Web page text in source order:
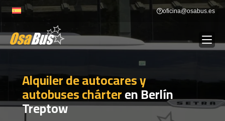
to
oficina@osabus.es
ALQUILER DE AUTOCARES
DESTINOS Show dropdown
Alquiler de autocares y
autobuses chárteren Berlín
Treptow